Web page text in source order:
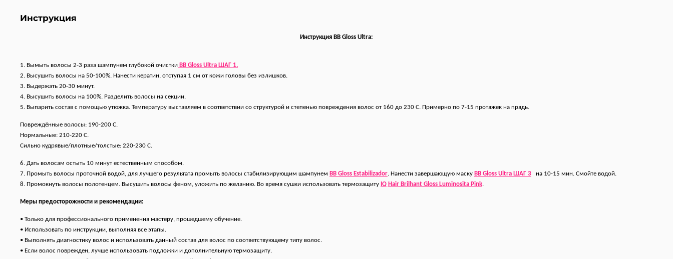
Инструкция
Инструкция BB Gloss Ultra:
1. Вымыть волосы 2-3 раза шампунем глубокой очистки BB Gloss Ultra ШАГ 1.
2. Высушить волосы на 50-100%. Нанести кератин, отступая 1 см от кожи головы без излишков.
3. Выдержать 20-30 минут.
4. Высушить волосы на 100%. Разделить волосы на секции.
5. Выпарить состав с помощью утюжка. Температуру выставляем в соответствии со структурой и степенью повреждения волос от 160 до 230 С. Примерно по 7-15 протяжек на прядь.
Повреждённые волосы: 190-200 С.
Нормальные: 210-220 С.
Сильно кудрявые/плотные/толстые: 220-230 С.
6. Дать волосам остыть 10 минут естественным способом.
7. Промыть волосы проточной водой, для лучшего результата промыть волосы стабилизирующим шампунем BB Gloss Estabilizador. Нанести завершающую маску BB Gloss Ultra ШАГ 3
на 10-15 мин. Смойте водой.
8. Промокнуть волосы полотенцем. Высушить волосы феном, уложить по желанию. Во время сушки использовать термозащиту IQ Hair Brilhant Gloss Luminosita Pink.
Меры предосторожности и рекомендации:
• Только для профессионального применения мастеру, прошедшему обучение.
• Использовать по инструкции, выполняя все этапы.
• Выполнять диагностику волос и использовать данный состав для волос по соответствующему типу волос.
• Если волос поврежден, лучше использовать подложки и дополнительную термозащиту.